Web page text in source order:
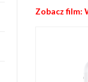
Zobacz film: